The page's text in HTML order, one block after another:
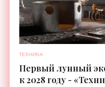
ТЕХНИКА
Первый лунный
к 2028 году -